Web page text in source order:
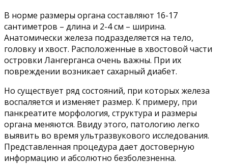
В норме размеры органа составляют 16-17
сантиметров – длина и 2-4 см – ширина.
Анатомически железа подразделяется на тело,
головку и хвост. Расположенные в хвостовой части
островки Лангерганса очень важны. При их
повреждении возникает сахарный диабет.
Но существует ряд состояний, при которых железа
воспаляется и изменяет размер. К примеру, при
панкреатите морфология, структура и размеры
органа меняются. Ввиду этого, патологию легко
выявить во время ультразвукового исследования.
Представленная процедура дает достоверную
информацию и абсолютно безболезненна.